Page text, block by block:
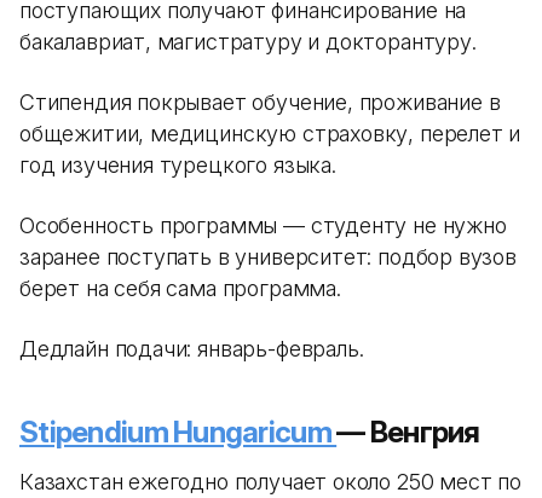
поступающих получают финансирование на
бакалавриат, магистратуру и докторантуру.
Стипендия покрывает обучение, проживание в
общежитии, медицинскую страховку, перелет и
год изучения турецкого языка.
Особенность программы — студенту не нужно
заранее поступать в университет: подбор вузов
берет на себя сама программа.
Дедлайн подачи: январь-февраль.
Stipendium Hungaricum— Венгрия
Казахстан ежегодно получает около 250 мест по